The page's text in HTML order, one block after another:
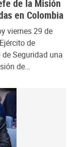
de la Misión
en Colombia
viernes 29 de
de
Seguridad una
de…